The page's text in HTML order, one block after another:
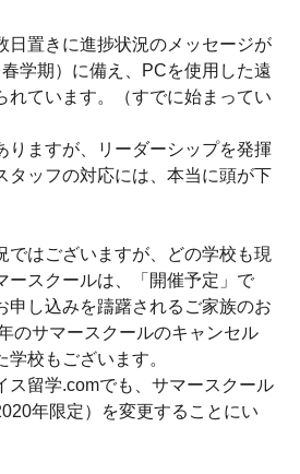
日置きに進捗状況のメッセージが
学期）に備え、PCを使用した遠
れています。（すでに始まってい
りますが、リーダーシップを発揮
タッフの対応には、本当に頭が下
ではございますが、どの学校も現
ースクールは、「開催予定」で
申し込みを躊躇されるご家族のお
のサマースクールのキャンセル
校もございます。
ス留学.comでも、サマースクール
年限定）を変更することにい